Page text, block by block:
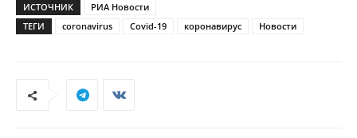
ИСТОЧНИК
РИА Новости
ТЕГИ
coronavirus Covid-19 коронавирус Новости